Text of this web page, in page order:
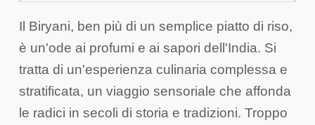
Il Biryani, ben più di un semplice piatto di riso,
è un'ode ai profumi e ai sapori dell'India. Si
tratta di un'esperienza culinaria complessa e
stratificata, un viaggio sensoriale che affonda
le radici in secoli di storia e tradizioni. Troppo